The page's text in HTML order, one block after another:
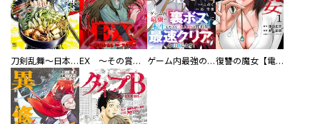
刀剣乱舞～日本号つれづれ酒～ EX ～その賞金稼ぎは、世界の出口を探す～【単行本版】 ゲーム内最強の『裏ボス』に転生したので、主人公の代わりに最速クリアを目指します！【電子単行本版】 復讐の魔女【電子単行本版】